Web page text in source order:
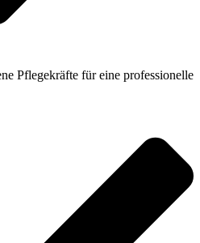
Pflegekräfte für eine professionelle